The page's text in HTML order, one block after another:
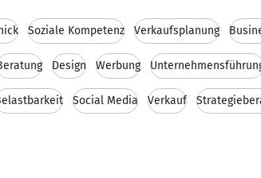
Soziale Kompetenz Verkaufsplanung
Design Werbung
Social Media Verkauf